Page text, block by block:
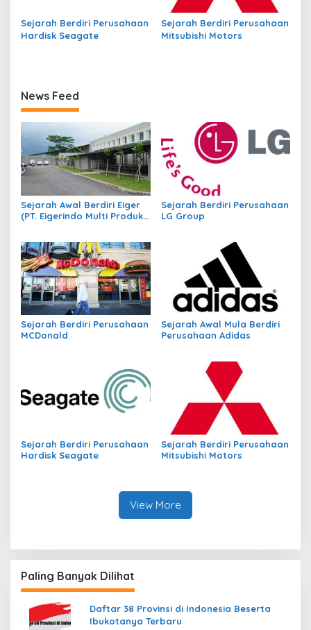
Sejarah Berdiri Perusahaan
Hardisk Seagate
Sejarah Berdiri Perusahaan
Mitsubishi Motors
News Feed
Sejarah Awal Berdiri Eiger
(PT. Eigerindo Multi Produk
Sejarah Berdiri Perusahaan
LG Group
Sejarah Berdiri Perusahaan
MCDonald
Sejarah Awal Mula Berdiri
Perusahaan Adidas
Sejarah Berdiri Perusahaan
Hardisk Seagate
Sejarah Berdiri Perusahaan
Mitsubishi Motors
View More
Paling Banyak Dilihat
Daftar 38 Provinsi di Indonesia Beserta
Ibukotanya Terbaru